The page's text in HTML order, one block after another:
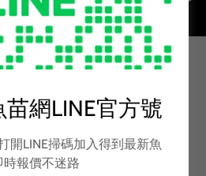
魚種 青魚苗 烏
苗 烏溜苗 黑鯇
網LINE官方號
開LINE掃碼加入得到最新魚
時報價不迷路